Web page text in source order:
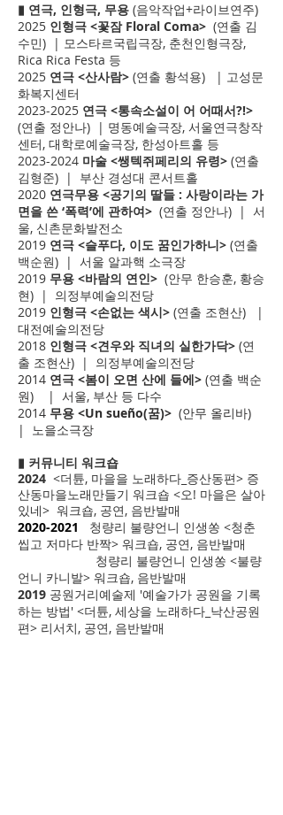
▮ 연극, 인형극, 무용 (음악작업+라이브연주)
2025 인형극 <꽃잠 Floral Coma> (연출 김
수민) | 모스타르국립극장, 춘천인형극장,
Rica Rica Festa 등
2025 연극 <산사람> (연출 황석용) | 고성문
화복지센터
2023-2025 연극 <통속소설이 어 어때서?!>
(연출 정안나) | 명동예술극장, 서울연극창작
센터, 대학로예술극장, 한성아트홀 등
2023-2024 마술 <쌩텍쥐페리의 유령> (연출
김형준) | 부산 경성대 콘서트홀
2020 연극무용 <공기의 딸들 : 사랑이라는 가
면을 쓴 ‘폭력’에 관하여> (연출 정안나) | 서
울, 신촌문화발전소
2019 연극 <슬푸다, 이도 꿈인가하니> (연출
백순원) | 서울 알과핵 소극장
2019 무용 <바람의 연인> (안무 한승훈, 황승
현) | 의정부예술의전당
2019 인형극 <손없는 색시> (연출 조현산) |
대전예술의전당
2018 인형극 <견우와 직녀의 실한가닥> (연
출 조현산) | 의정부예술의전당
2014 연극 <봄이 오면 산에 들에> (연출 백순
원) | 서울, 부산 등 다수
2014 무용 <Un sueño(꿈)> (안무 올리바)
| 노을소극장
▮ 커뮤니티 워크숍
2024 <더튠, 마을을 노래하다_증산동편> 증
산동마을노래만들기 워크숍 <오! 마을은 살아
있네> 워크숍, 공연, 음반발매
2020-2021
청량리 불량언니 인생쏭 <청춘
씹고 저마다 반짝> 워크숍, 공연, 음반발매
청량리 불량언니 인생쏭 <불량
언니 카니발> 워크숍, 음반발매
2019 공원거리예술제 '예술가가 공원을 기록
하는 방법' <더튠, 세상을 노래하다_낙산공원
편> 리서치, 공연, 음반발매